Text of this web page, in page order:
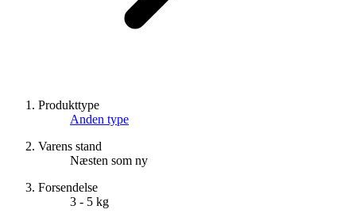
Produkttype
Anden type
Varens stand
Næsten som ny
Forsendelse
3 - 5 kg